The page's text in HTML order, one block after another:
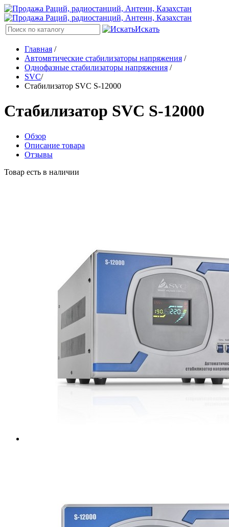
Искать
Главная /
Автомвтические стабилизаторы напряжения /
Однофазные стабилизаторы напряжения /
SVC/
Стабилизатор SVC S-12000
Стабилизатор SVC S-12000
Обзор
Описание товара
Отзывы
Товар есть в наличии